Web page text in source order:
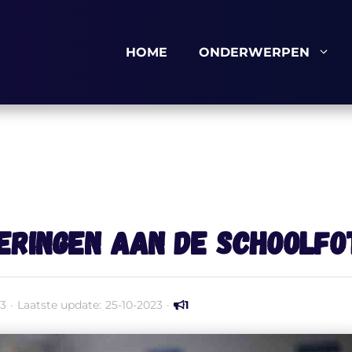
HOME ONDERWERPEN
aan de
· Laatste update: 25-10-2023 · 1